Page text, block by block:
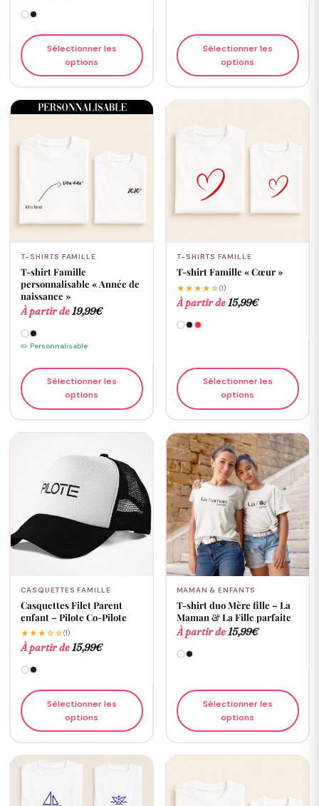
Sélectionner les
options
Sélectionner les
options
T-SHIRTS FAMILLE
T-shirt Famille
personnalisable « Année de
naissance »
À partir de19,99€
✏️ Personnalisable
Sélectionner les
options
T-SHIRTS FAMILLE
T-shirt Famille « Cœur »
★★★★☆(1)
À partir de15,99€
Sélectionner les
options
CASQUETTES FAMILLE
Casquettes Filet Parent
enfant – Pilote Co-Pilote
★★★☆☆(1)
À partir de15,99€
Sélectionner les
options
MAMAN & ENFANTS
T-shirt duo Mère fille – La
Maman & La Fille parfaite
À partir de15,99€
Sélectionner les
options